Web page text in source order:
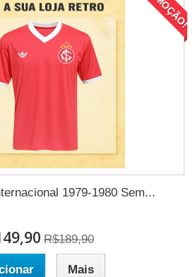
1979-1980 Sem...
R$189,90
Mais